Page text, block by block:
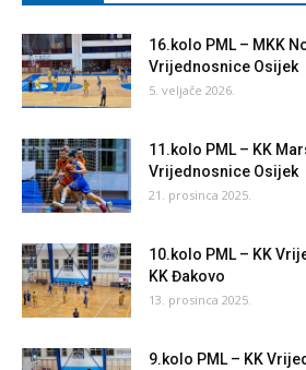
16.kolo PML – MKK
Vrijednosnice Osijek
5. veljače 2026.
11.kolo PML – KK
Vrijednosnice Osijek
21. prosinca 2025.
10.kolo PML – KK
KK Đakovo
13. prosinca 2025.
9.kolo PML – KK